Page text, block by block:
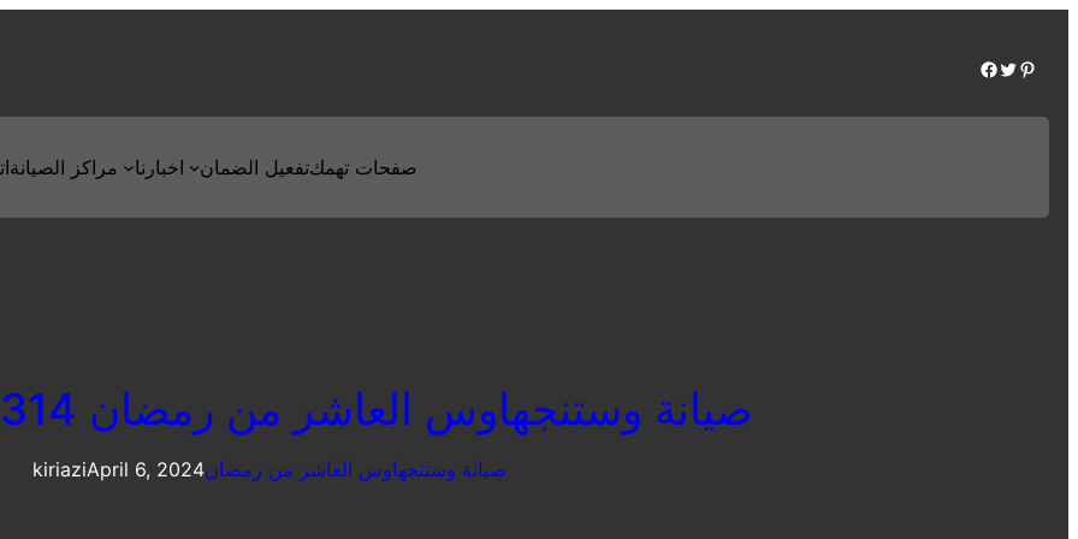
Facebook Twitter Pinterest
مراكز الصيانة اخبارنا تفعيل الضمانصفحات تهمك
صيانة وستنجهاوس العاشر من رمضان 01095999314
kiriaziApril 6, 2024صيانة وستنجهاوس العاشر من رمضان